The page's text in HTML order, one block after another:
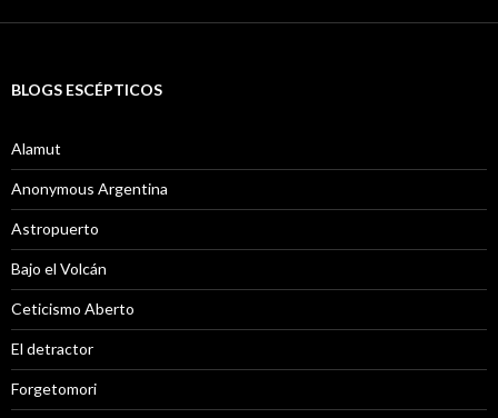
BLOGS ESCÉPTICOS
Alamut
Anonymous Argentina
Astropuerto
Bajo el Volcán
Ceticismo Aberto
El detractor
Forgetomori